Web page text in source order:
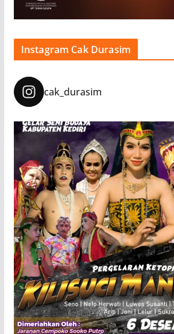
Instagram Cak Durasim
cak_durasim